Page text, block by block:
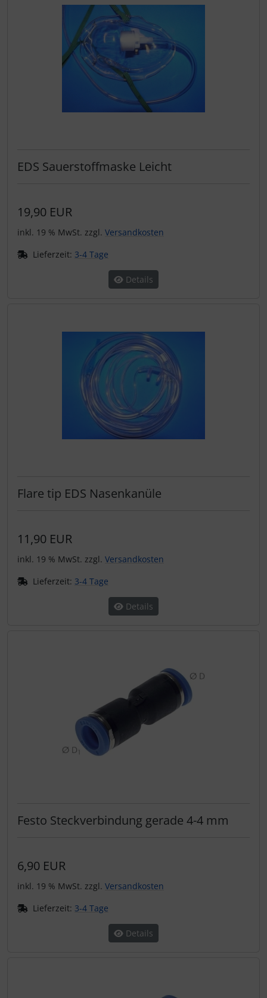
EDS Sauerstoffmaske Leicht
19,90 EUR
inkl. 19 % MwSt. zzgl. Versandkosten
Lieferzeit: 3-4 Tage
Details
Flare tip EDS Nasenkanüle
11,90 EUR
inkl. 19 % MwSt. zzgl. Versandkosten
Lieferzeit: 3-4 Tage
Details
Festo Steckverbindung gerade 4-4 mm
6,90 EUR
inkl. 19 % MwSt. zzgl. Versandkosten
Lieferzeit: 3-4 Tage
Details